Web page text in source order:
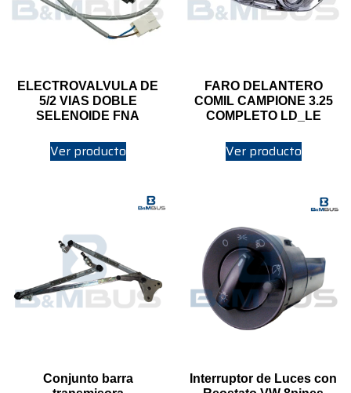
ELECTROVALVULA DE
5/2 VIAS DOBLE
SELENOIDE FNA
Ver producto
FARO DELANTERO
COMIL CAMPIONE 3.25
COMPLETO LD_LE
Ver producto
Conjunto barra
Interruptor de Luces con